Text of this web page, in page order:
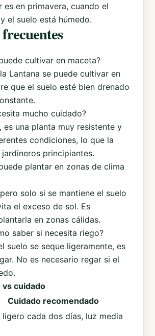
es en primavera, cuando el
el suelo está húmedo.
cultivar en maceta?
Lantana se puede cultivar en
que el suelo esté bien drenado
mucho cuidado?
es una planta muy resistente y
condiciones, lo que la
principiantes.
plantar en zonas de clima
solo si se mantiene el suelo
el exceso de sol. Es
en zonas cálidas.
saber si necesita riego?
suelo se seque ligeramente, es
No es necesario regar si el
vs cuidado
Cuidado recomendado
ligero cada dos días, luz media